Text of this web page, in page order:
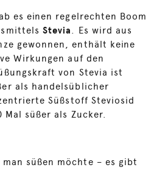
es einen regelrechten Boom
Stevia. Es wird aus
gewonnen, enthält keine
Wirkungen auf den
von Stevia ist
als handelsüblicher
Süßstoff Steviosid
süßer als Zucker.
süßen möchte – es gibt